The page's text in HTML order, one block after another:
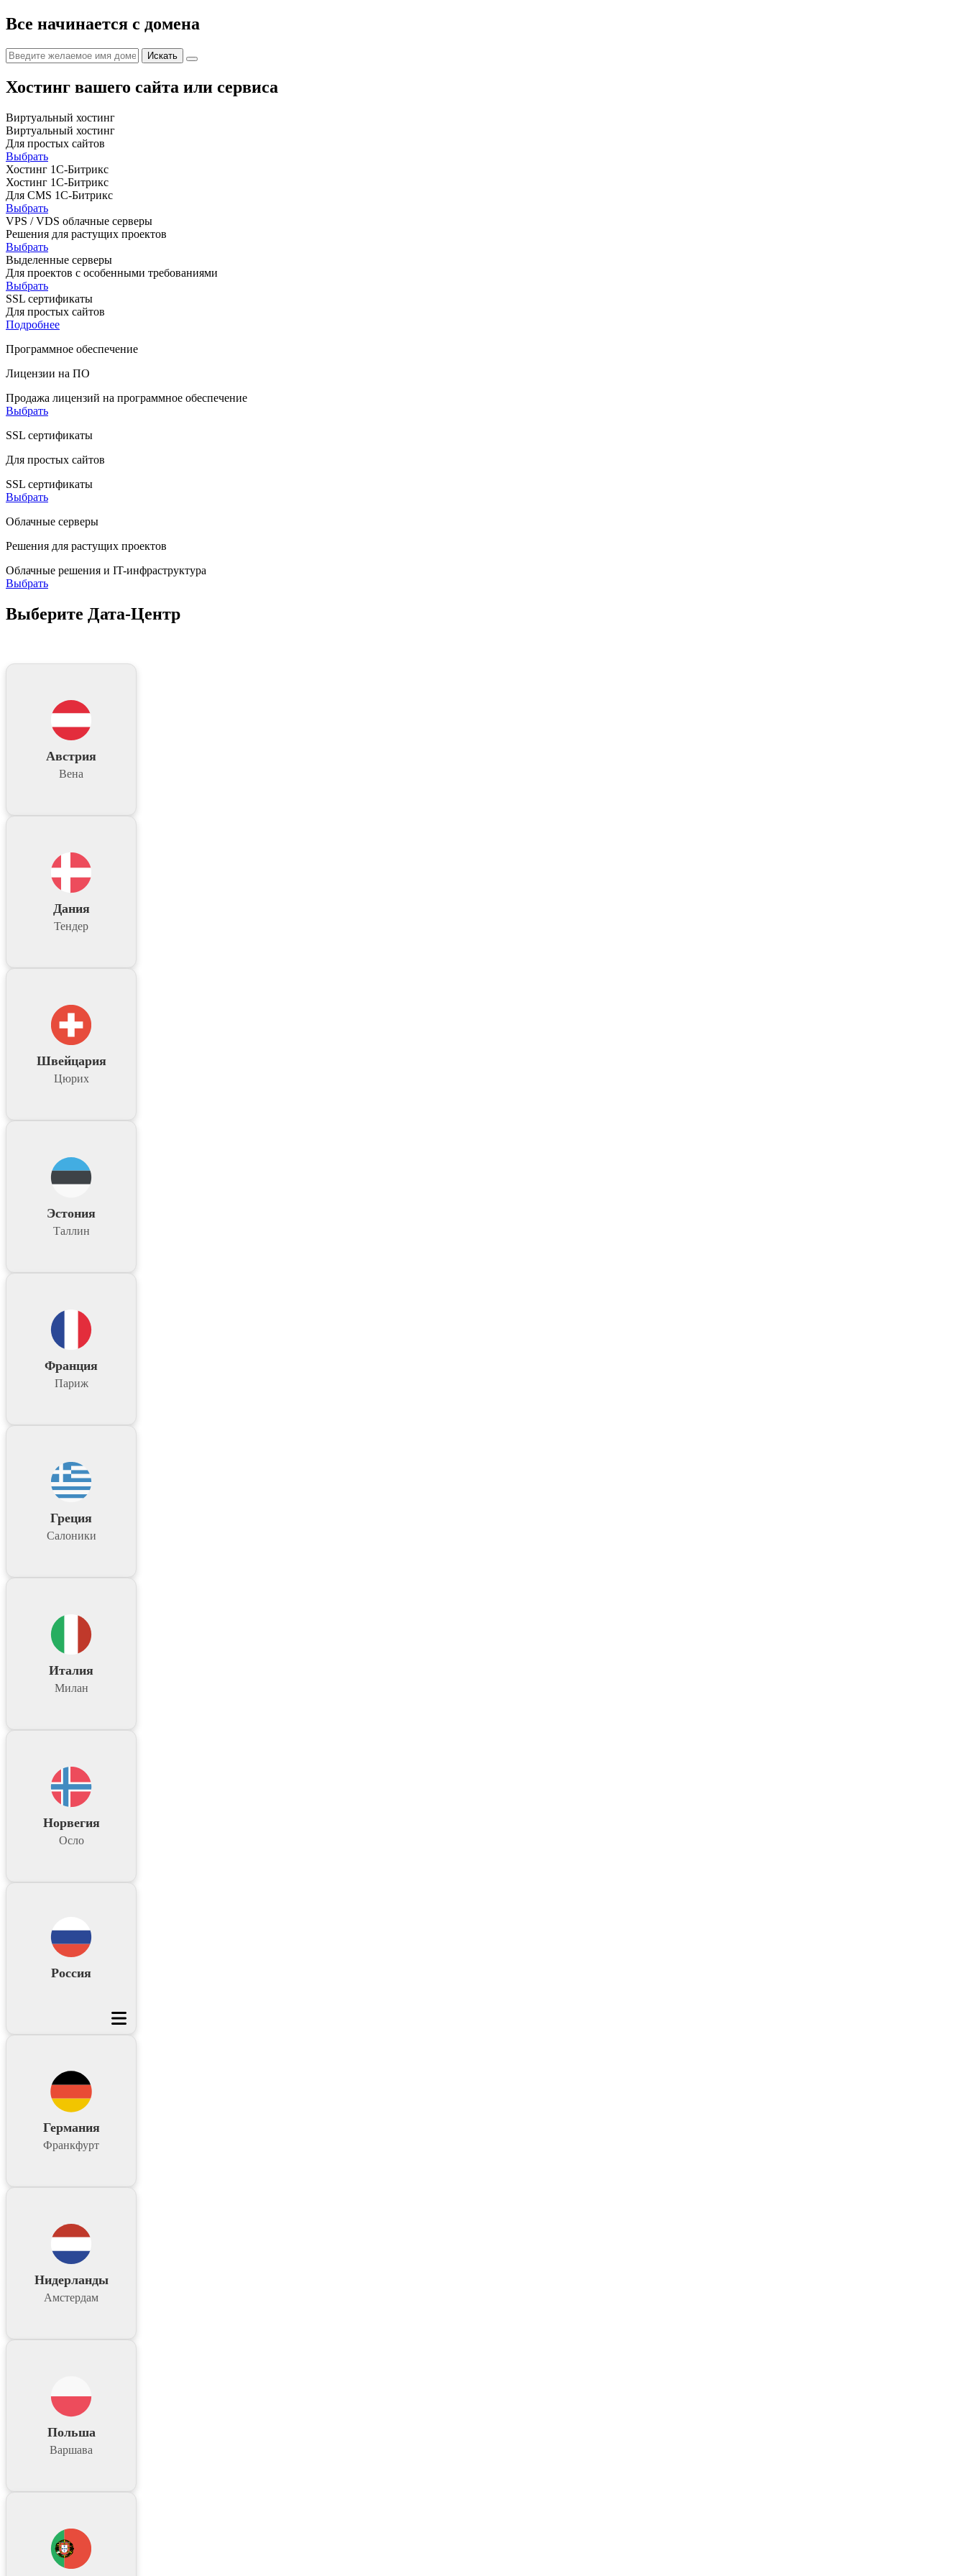
Все начинается с домена
Хостинг вашего сайта или сервиса
Виртуальный хостинг
Виртуальный хостинг
Для простых сайтов
Выбрать
Хостинг 1С-Битрикс
Хостинг 1С-Битрикс
Для CMS 1С-Битрикс
Выбрать
VPS / VDS облачные серверы
Решения для растущих проектов
Выбрать
Выделенные серверы
Для проектов с особенными требованиями
Выбрать
SSL сертификаты
Для простых сайтов
Подробнее
Программное обеспечение
Лицензии на ПО
Продажа лицензий на программное обеспечение
Выбрать
SSL сертификаты
Для простых сайтов
SSL сертификаты
Выбрать
Облачные серверы
Решения для растущих проектов
Облачные решения и IT-инфраструктура
Выбрать
Выберите Дата-Центр
Австрия
Вена
Дания
Тендер
Швейцария
Цюрих
Эстония
Таллин
Франция
Париж
Греция
Салоники
Италия
Милан
Норвегия
Осло
Россия
Германия
Франкфурт
Нидерланды
Амстердам
Польша
Варшава